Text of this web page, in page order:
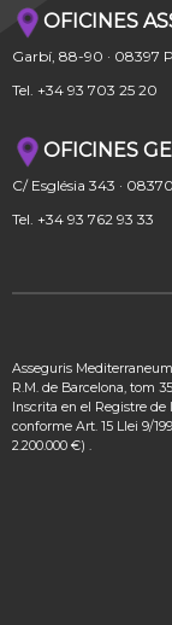
OFICINES
Garbí, 88-90 · 08397
Tel. +34 93 703 25 20
OFICINES
C/ Església 343 ·
Tel. +34 93 762 93 33
Asseguris Mediterraneum
R.M. de Barcelona, tom
Inscrita en el Registre de
conforme Art. 15 Llei 9/
2.200.000 €) .